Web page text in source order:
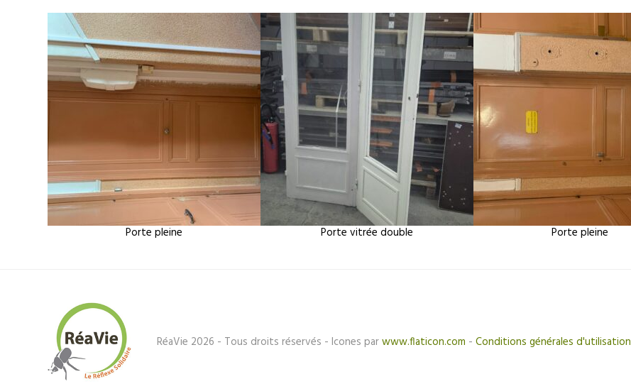
Porte pleine Porte vitrée double Porte pleine
RéaVie 2026 - Tous droits réservés - Icones parwww.flaticon.com - Conditions générales d'utilisation